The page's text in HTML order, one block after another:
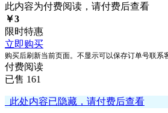
此内容为付费阅读，请付费后查看
￥3
限时特惠
立即购买
购买后刷新当前页面。不显示可以保存订单号联系
付费阅读
已售 161
此处内容已隐藏，请付费后查看